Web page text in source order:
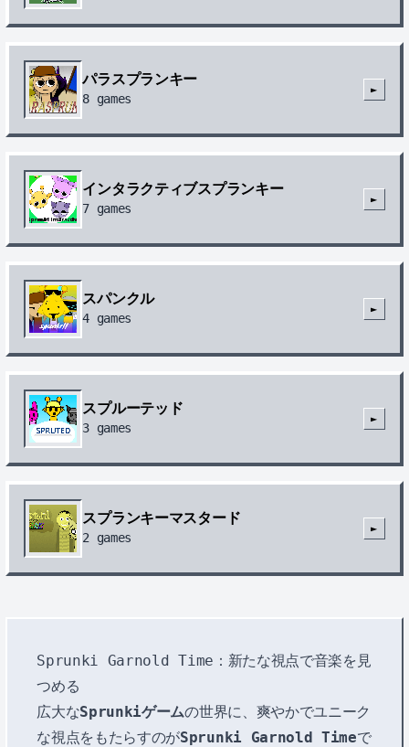
パラスプランキー
8 games
►
インタラクティブスプランキー
7 games
►
スパンクル
4 games
►
スプルーテッド
3 games
►
スプランキーマスタード
2 games
►
Sprunki Garnold Time：新たな視点で音楽を見
つめる
広大なSprunkiゲームの世界に、爽やかでユニーク
な視点をもたらすのがSprunki Garnold Timeで